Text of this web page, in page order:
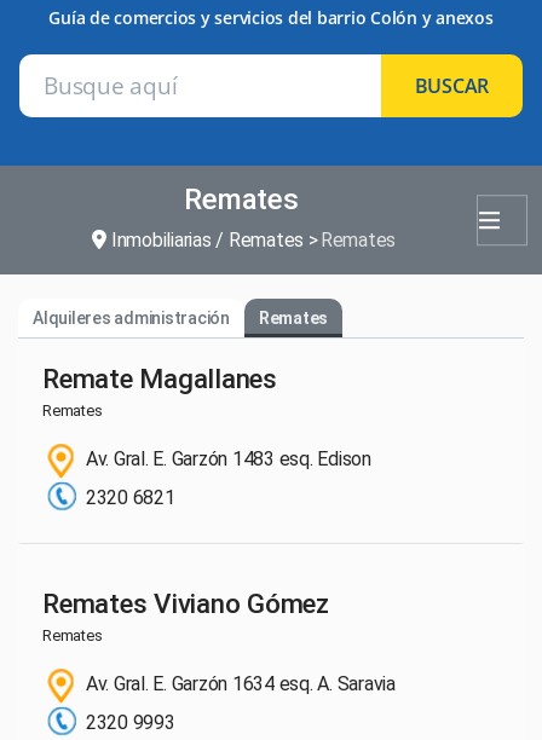
Guía de comercios y servicios del barrio Colón y anexos
BUSCAR
Remates
Inmobiliarias / Remates Remates
Alquileres administración Remates
Remate Magallanes
Remates
Av. Gral. E. Garzón 1483 esq. Edison
2320 6821
Remates Viviano Gómez
Remates
Av. Gral. E. Garzón 1634 esq. A. Saravia
2320 9993